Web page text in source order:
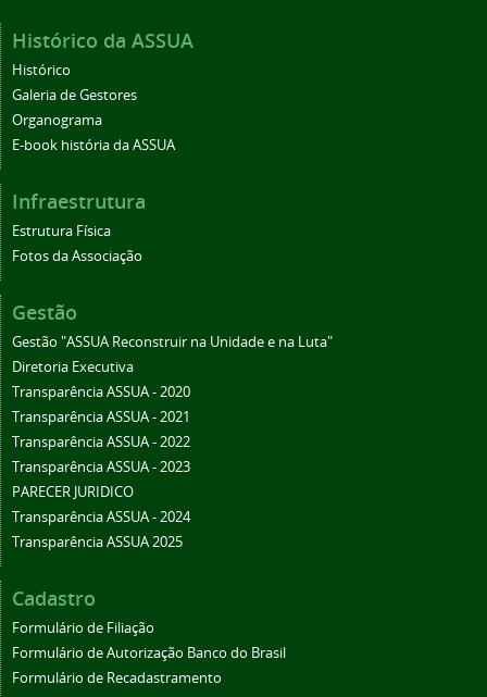
Histórico da ASSUA
Histórico
Galeria de Gestores
Organograma
E-book história da ASSUA
Infraestrutura
Estrutura Física
Fotos da Associação
Gestão
Gestão "ASSUA Reconstruir na Unidade e na Luta"
Diretoria Executiva
Transparência ASSUA - 2020
Transparência ASSUA - 2021
Transparência ASSUA - 2022
Transparência ASSUA - 2023
PARECER JURIDICO
Transparência ASSUA - 2024
Transparência ASSUA 2025
Cadastro
Formulário de Filiação
Formulário de Autorização Banco do Brasil
Formulário de Recadastramento